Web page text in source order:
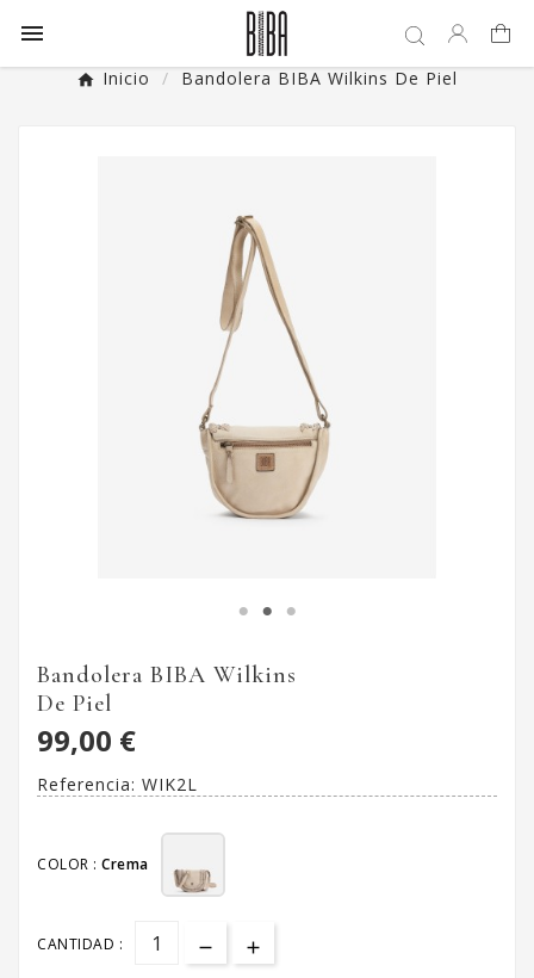

Inicio Bandolera BIBA Wilkins De Piel
Bandolera BIBA Wilkins
De Piel
99,00 €
Referencia: WIK2L
COLOR : Crema
CANTIDAD :